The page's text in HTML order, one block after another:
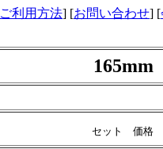
セット 価格
ご利用方法] [お問い合わせ] [